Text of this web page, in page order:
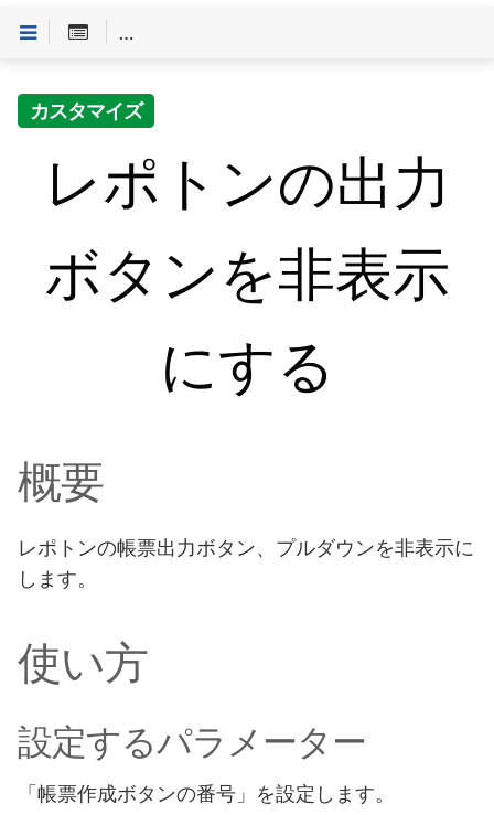
Customineドキュメントへようこそ
カスタマイズ
レポトンの出力
ボタンを非表示
にする
概要
レポトンの帳票出力ボタン、プルダウンを非表示に
します。
使い方
設定するパラメーター
「帳票作成ボタンの番号」を設定します。